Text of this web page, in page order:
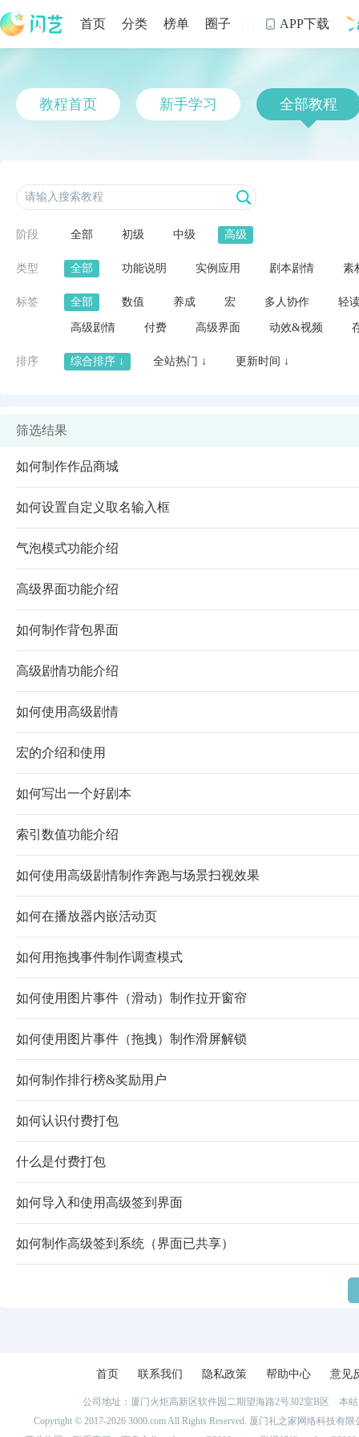
闪艺
首页 分类 榜单 圈子  APP下载
教程首页 新手学习 全部教程
阶段 全部 初级 中级 高级
类型 全部 功能说明 实例应用 剧本剧情 素
标签 全部 数值 养成 宏 多人协作 轻
高级剧情 付费 高级界面 动效&视频
排序 综合排序 ↓ 全站热门 ↓ 更新时间 ↓
筛选结果
如何制作作品商城
如何设置自定义取名输入框
气泡模式功能介绍
高级界面功能介绍
如何制作背包界面
高级剧情功能介绍
如何使用高级剧情
宏的介绍和使用
如何写出一个好剧本
索引数值功能介绍
如何使用高级剧情制作奔跑与场景扫视效果
如何在播放器内嵌活动页
如何用拖拽事件制作调查模式
如何使用图片事件（滑动）制作拉开窗帘
如何使用图片事件（拖拽）制作滑屏解锁
如何制作排行榜&奖励用户
如何认识付费打包
什么是付费打包
如何导入和使用高级签到界面
如何制作高级签到系统（界面已共享）
首页 联系我们 隐私政策 帮助中心 意见
公司地址：厦门火炬高新区软件园二期望海路2号302室B区 本
Copyright © 2017-2026 3000.com All Rights Reserved. 厦门礼之家网络科技